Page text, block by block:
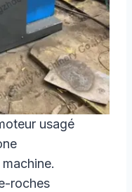
usagé
roches